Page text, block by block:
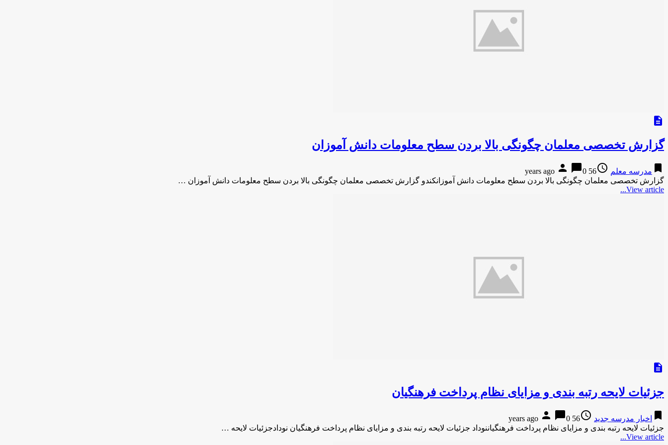
description
گزارش تخصصی معلمان چگونگی بالا بردن سطح معلومات دانش آموزان
bookmark مدرسه معلم access_time
56 years ago
person chat_bubble0
گزارش تخصصی معلمان چگونگی بالا بردن سطح معلومات دانش آموزانکندو گزارش تخصصی معلمان چگونگی بالا بردن سطح معلومات دانش آموزان …
View article...
description
جزئیات لایحه رتبه بندی و مزایای نظام پرداخت فرهنگیان
bookmark اخبار مدرسه جدید access_time
56 years ago
person chat_bubble0
جزئیات لایحه رتبه بندی و مزایای نظام پرداخت فرهنگیاننوداد جزئیات لایحه رتبه بندی و مزایای نظام پرداخت فرهنگیان نودادجزئیات لایحه …
View article...